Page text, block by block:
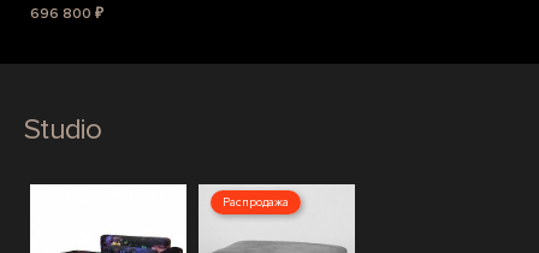
696 800 ₽
Studio
Распродажа